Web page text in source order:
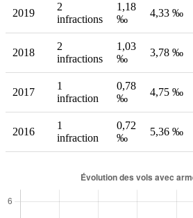
2019
2
infractions
1,18
‰
4,33 ‰
2018
2
infractions
1,03
‰
3,78 ‰
2017
1
infraction
0,78
‰
4,75 ‰
2016
1
infraction
0,72
‰
5,36 ‰